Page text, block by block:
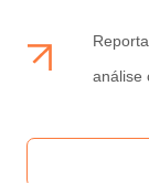
análise